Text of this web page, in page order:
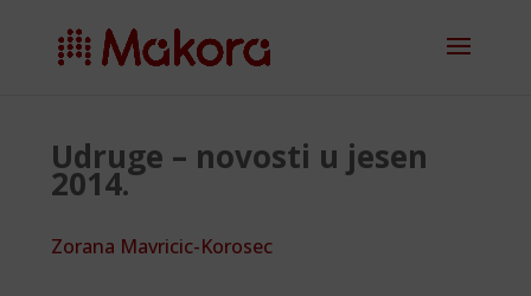
Udruge – novosti u jesen
2014.
Zorana Mavricic-Korosec